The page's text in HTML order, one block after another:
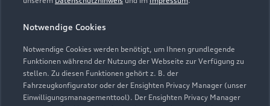
Notwendige Cookies
Notwendige Cookies werden benötigt, um Ihnen grundlegende
Funktionen während der Nutzung der Webseite zur Verfügung zu
stellen. Zu diesen Funktionen gehört z. B. der
Fahrzeugkonfigurator oder der Ensighten Privacy Manager (unser
Einwilligungsmanagementtool). Der Ensighten Privacy Manager
Zurück nach oben